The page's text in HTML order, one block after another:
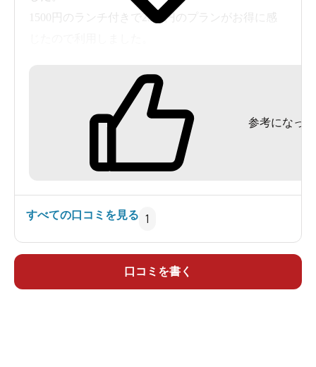
1500円のランチ付きで2300円のプランがお得に感
お風呂の種類は内湯3種類、露天風呂１、低温サウ
ナ１と少なかったですが、サクっと入る分には問
題ありませんでした。
湯温は熱すぎず、循環式のようでしたがオーバフ
ローもあり塩素臭も無く新鮮に感じました。
と書いてありました。
もので満足しました。
海がよく見える景色の良いロケーションなのもよ
参考になった
すべての口コミを見る 1
口コミを書く